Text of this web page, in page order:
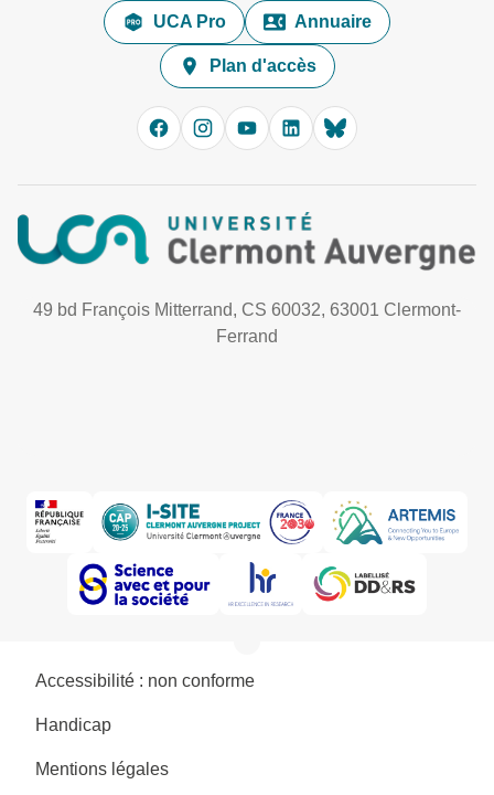
UCA Pro Annuaire
Plan d'accès
49 bd François Mitterrand, CS 60032, 63001 Clermont-
Ferrand
Accessibilité : non conforme
Handicap
Mentions légales